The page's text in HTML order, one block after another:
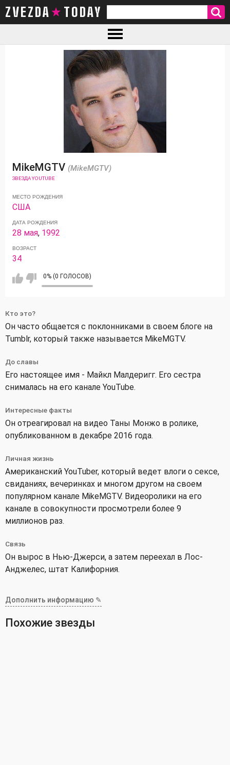
ZVEZDA TODAY
MikeMGTV (MikeMGTV)
ЗВЕЗДА YOUTUBE
МЕСТО РОЖДЕНИЯ
США
ДАТА РОЖДЕНИЯ
28 мая, 1992
ВОЗРАСТ
34
0% (0 ГОЛОСОВ)
Кто это?
Он часто общается с поклонниками в своем блоге на
Tumblr, который также называется MikeMGTV.
До славы
Его настоящее имя - Майкл Малдеригг. Его сестра
снималась на его канале YouTube.
Интересные факты
Он отреагировал на видео Таны Монжо в ролике,
опубликованном в декабре 2016 года.
Личная жизнь
Американский YouTuber, который ведет влоги о сексе,
свиданиях, вечеринках и многом другом на своем
популярном канале MikeMGTV. Видеоролики на его
канале в совокупности просмотрели более 9
миллионов раз.
Связь
Он вырос в Нью-Джерси, а затем переехал в Лос-
Анджелес, штат Калифорния.
Дополнить информацию ✎
Похожие звезды